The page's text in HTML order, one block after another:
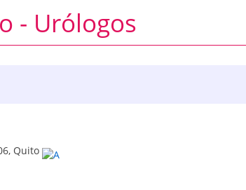
- Urólogos
, Quito